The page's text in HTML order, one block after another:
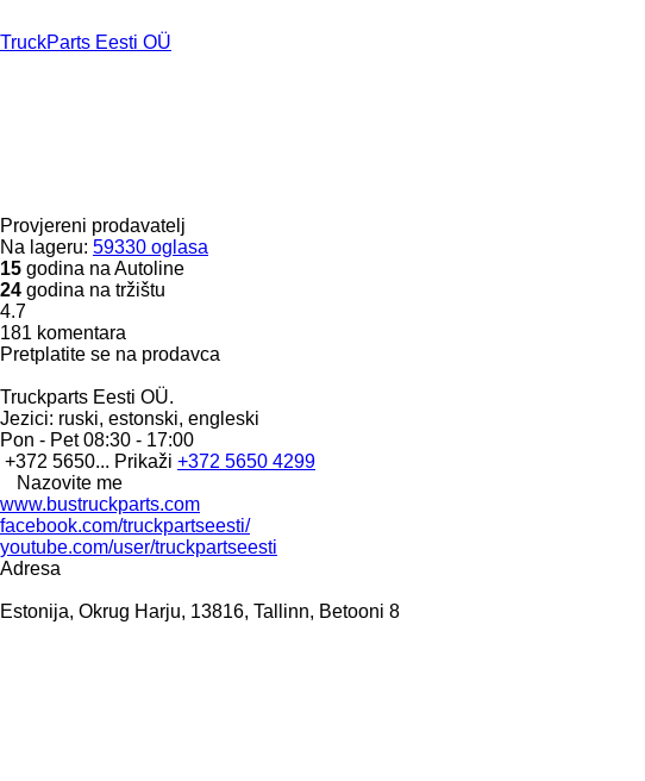
TruckParts Eesti OÜ
Provjereni prodavatelj
Na lageru: 59330 oglasa
15 godina na Autoline
24 godina na tržištu
4.7
181 komentara
Pretplatite se na prodavca
Truckparts Eesti OÜ.
Jezici: ruski, estonski, engleski
Pon - Pet08:30 - 17:00
+372 5650... Prikaži +372 5650 4299
Nazovite me
www.bustruckparts.com
facebook.com/truckpartseesti/
youtube.com/user/truckpartseesti
Adresa
Estonija, Okrug Harju, 13816, Tallinn, Betooni 8